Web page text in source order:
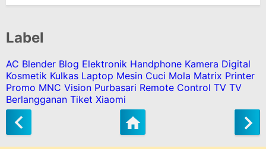
Label
AC Blender Blog Elektronik Handphone Kamera Digital
Kosmetik Kulkas Laptop Mesin Cuci Mola Matrix Printer
Promo MNC Vision Purbasari Remote Control TV TV
Berlangganan Tiket Xiaomi